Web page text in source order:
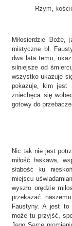
Rzym,
Miłosierdzie Boże,
mistyczne bł.
dwa lata temu,
silniejsze od
wszystko ukazuje
pokazuje, kim jest
zniechęca się
gotowy do
Nic tak nie jest
miłość łaskawa,
słabość ku
miejscu
wyszło orędzie
przekazać
Faustyny. A jest
może tu przyjść,